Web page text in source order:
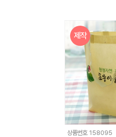
제작
상품번호 158095